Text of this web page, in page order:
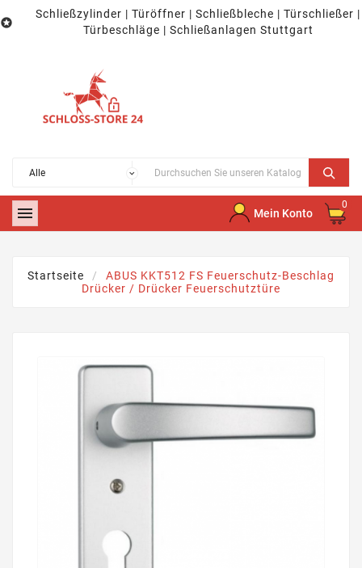

Schließzylinder | Türöffner | Schließbleche | Türschließer |
Türbeschläge | Schließanlagen Stuttgart
 Mein Konto
0
Startseite
ABUS KKT512 FS Feuerschutz-Beschlag
Drücker / Drücker Feuerschutztüre